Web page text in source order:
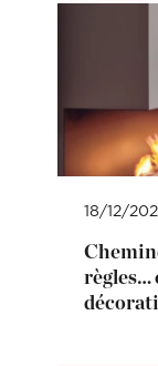
18/12/
règles…